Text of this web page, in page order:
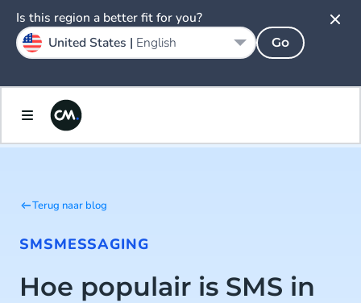
Terug naar blog
SMSMESSAGING
Hoe populair is SMS in
Is this region a better fit for you?
United States | English Go